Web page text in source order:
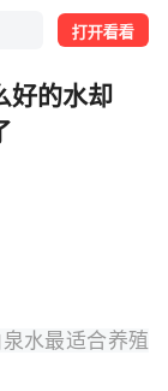
打开看看
好的水却
水最适合养殖